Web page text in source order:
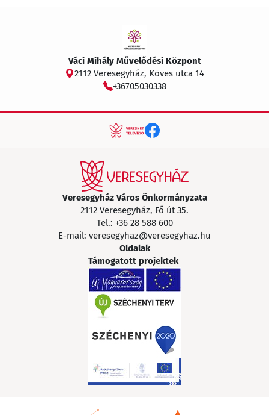
Váci Mihály Művelődési Központ
2112 Veresegyház, Köves utca 14
+36705030338
Veresegyház Város Önkormányzata
2112 Veresegyház, Fő út 35.
Tel.: +36 28 588 600
E-mail: veresegyhaz@veresegyhaz.hu
Oldalak
Támogatott projektek